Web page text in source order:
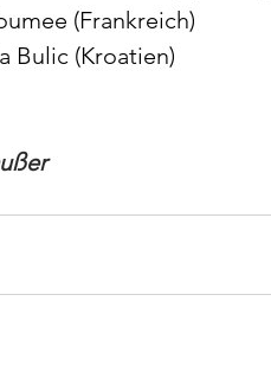
(Frankreich)
Bulic (Kroatien)